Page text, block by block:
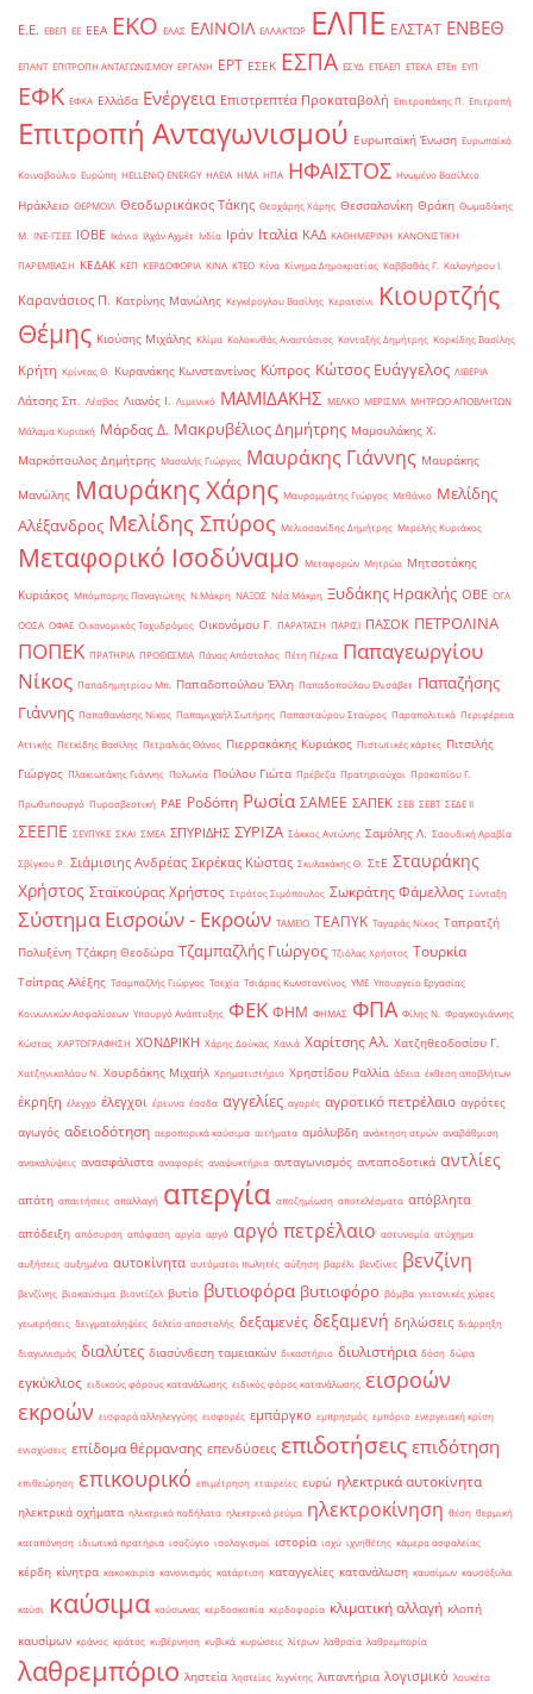
Ε.Ε. ΕΒΕΠ ΕΕ ΕΕΑ ΕΚΟ ΕΛΑΣ ΕΛΙΝΟΙΛ ΕΛΛΑΚΤΩΡ ΕΛΠΕ ΕΛΣΤΑΤ ΕΝΒΕΘ
ΕΠΑΝΤ ΕΠΙΤΡΟΠΗ ΑΝΤΑΓΩΝΙΣΜΟΥ ΕΡΓΑΝΗ ΕΡΤ ΕΣΕΚ ΕΣΠΑ ΕΣΥΔ ΕΤΕΑΕΠ ΕΤΕΚΑ ΕΤΕπ ΕΥΠ
ΕΦΚ ΕΦΚΑ Ελλάδα Ενέργεια Επιστρεπτέα Προκαταβολή Επιτροπάκης Π. Επιτροπή
Επιτροπή Ανταγωνισμού Ευρωπαϊκή Ένωση Ευρωπαϊκό
Κοινοβούλιο Ευρώπη ΗELLENiQ ENERGY ΗΛΕΙΑ ΗΜΑ ΗΠΑ ΗΦΑΙΣΤΟΣ Ηνωμένο Βασίλειο
Ηράκλειο ΘΕΡΜΟΙΛ Θεοδωρικάκος Τάκης Θεοχάρης Χάρης Θεσσαλονίκη Θράκη Θωμαδάκης
Μ. ΙΝΕ-ΓΣΕΕ ΙΟΒΕ Ικόνιο Ιλχάν Αχμέτ Ινδία Ιράν Ιταλία ΚΑΔ ΚΑΘΗΜΕΡΙΝΗ ΚΑΝΟΝΙΣΤΙΚΗ
ΠΑΡΕΜΒΑΣΗ ΚΕΔΑΚ ΚΕΠ ΚΕΡΔΟΦΟΡΙΑ ΚΙΝΑ ΚΤΕΟ Κίνα Κίνημα Δημοκρατίας Καββαθάς Γ. Καλογήρου Ι.
Καρανάσιος Π. Κατρίνης Μανώλης Κεγκέρογλου Βασίλης Κερατσίνι
Κιουρτζής
Θέμης Κιούσης Μιχάλης Κλίμα Κολοκυθάς Αναστάσιος Κονταξής Δημήτρης Κορκίδης Βασίλης
Κρήτη Κρίντας Θ. Κυρανάκης Κωνσταντίνος Κύπρος Κώτσος Ευάγγελος ΛΙΒΕΡΙΑ
Λάτσης Σπ. Λέσβος Λιανός Ι. Λιμενικό ΜΑΜΙΔΑΚΗΣ ΜΕΛΚΟ ΜΕΡΙΣΜΑ ΜΗΤΡΩΟ ΑΠΟΒΛΗΤΩΝ
Μάλαμα Κυριακή Μάρδας Δ. Μακρυβέλιος Δημήτρης Μαμουλάκης Χ.
Μαρκόπουλος Δημήτρης Μασαλής Γιώργος Μαυράκης Γιάννης Μαυράκης
Μανώλης Μαυράκης Χάρης Μαυρομμάτης Γιώργος Μεθάνιο Μελίδης
Αλέξανδρος Μελίδης Σπύρος Μελισσανίδης Δημήτρης Μερελής Κυριάκος
Μεταφορικό Ισοδύναμο Μεταφορών Μητρώο Μητσοτάκης
Κυριάκος Μπόμπορης Παναγιώτης Ν.Μάκρη ΝΑΞΟΣ Νέα Μάκρη Ξυδάκης Ηρακλής ΟΒΕ ΟΓΑ
ΟΟΣΑ ΟΦΑΕ Οικονομικός Ταχυδρόμος Οικονόμου Γ. ΠΑΡΑΤΑΣΗ ΠΑΡΙΣΙ ΠΑΣΟΚ ΠΕΤΡΟΛΙΝΑ
ΠΟΠΕΚ ΠΡΑΤΗΡΙΑ ΠΡΟΘΕΣΜΙΑ Πάνας Απόστολος Πέτη Πέρκα Παπαγεωργίου
Νίκος Παπαδημητρίου Μπ. Παπαδοπούλου Έλλη Παπαδοπούλου Ελισάβετ Παπαζήσης
Γιάννης Παπαθανάσης Νίκος Παπαμιχαήλ Σωτήρης Παπασταύρου Σταύρος Παραπολιτικά Περιφέρεια
Αττικής Πετκίδης Βασίλης Πετραλιάς Θάνος Πιερρακάκης Κυριάκος Πιστωτικές κάρτες Πιτσιλής
Γιώργος Πλακιωτάκης Γιάννης Πολωνία Πούλου Γιώτα Πρέβεζα Πρατηριούχοι Προκοπίου Γ.
Πρωθυπουργό Πυροσβεστική ΡΑΕ Ροδόπη Ρωσία ΣΑΜΕΕ ΣΑΠΕΚ ΣΕΒ ΣΕΒΤ ΣΕΔΕ ΙΙ
ΣΕΕΠΕ ΣΕΥΠΥΚΕ ΣΚΑΙ ΣΜΕΑ ΣΠΥΡΙΔΗΣ ΣΥΡΙΖΑ Σάκκος Αντώνης Σαμόλης Λ. Σαουδική Αραβία
Σβίγκου Ρ. Σιάμισιης Ανδρέας Σκρέκας Κώστας Σκυλακάκης Θ. ΣτΕ Σταυράκης
Χρήστος Σταϊκούρας Χρήστος Στράτος Σιμόπουλος Σωκράτης Φάμελλος Σύνταξη
Σύστημα Εισροών - Εκροών ΤΑΜΕΙΟ ΤΕΑΠΥΚ Ταγαράς Νίκος Ταπρατζή
Πολυξένη Τζάκρη Θεοδώρα Τζαμπαζλής Γιώργος Τζιόλας Χρήστος Τουρκία
Τσίπρας Αλέξης Τσαμπαζλής Γιώργος Τσεχία Τσιάρας Κωνσταντίνος ΥΜΕ Υπουργείο Εργασίας
Κοινωνικών Ασφαλίσεων Υπουργό Ανάπτυξης ΦΕΚ ΦΗΜ ΦΗΜΑΣ ΦΠΑ Φίλης Ν. Φραγκογιάννης
Κώστας ΧΑΡΤΟΓΡΑΦΗΣΗ ΧΟΝΔΡΙΚΗ Χάρης Δούκας Χανιά Χαρίτσης Αλ. Χατζηθεοδοσίου Γ.
Χατζηνικολάου Ν. Χουρδάκης Μιχαήλ Χρηματιστήριο Χρηστίδου Ραλλία άδεια έκθεση αποβλήτων
έκρηξη έλεγχο έλεγχοι έρευνα έσοδα αγγελίες αγορές αγροτικό πετρέλαιο αγρότες
αγωγός αδειοδότηση αεροπορικά καύσιμα αιτήματα αμόλυβδη ανάκτηση ατμών αναβάθμιση
ανακαλύψεις ανασφάλιστα αναφορές αναψυκτήρια ανταγωνισμός ανταποδοτικά αντλίες
απάτη απαιτήσεις απαλλαγή απεργία αποζημίωση αποτελέσματα απόβλητα
απόδειξη απόσυρση απόφαση αργία αργό αργό πετρέλαιο αστυνομία ατύχημα
αυξήσεις αυξημένα αυτοκίνητα αυτόματοι πωλητές αύξηση βαρέλι βενζίνες βενζίνη
βενζίνης βιοκαύσιμα βιοντίζελ βυτίο βυτιοφόρα βυτιοφόρο βόμβα γειτονικές χώρες
γεωτρήσεις δειγματοληψίες δελτίο αποστολής δεξαμενές δεξαμενή δηλώσεις διάρρηξη
διαγωνισμός διαλύτες διασύνδεση ταμειακών δικαστήριο διυλιστήρια δόση δώρα
εγκύκλιος ειδικούς φόρους κατανάλωσης ειδικός φόρος κατανάλωσης εισροών
εκροών εισφορά αλληλεγγύης εισφορές εμπάργκο εμπρησμός εμπόριο ενεργειακή κρίση
ενισχύσεις επίδομα θέρμανσης επενδύσεις επιδοτήσεις επιδότηση
επιθεώρηση επικουρικό επιμέτρηση εταιρείες ευρώ ηλεκτρικά αυτοκίνητα
ηλεκτρικά οχήματα ηλεκτρικά ποδήλατα ηλεκτρικό ρεύμα ηλεκτροκίνηση θέση θερμική
καταπόνηση ιδιωτικά πρατήρια ισοζύγιο ισολογισμοί ιστορία ισχύ ιχνηθέτης κάμερα ασφαλείας
κέρδη κίνητρα κακοκαιρία κανονισμός κατάρτιση καταγγελίες κατανάλωση καυσίμων καυσόξυλα
καύσι καύσιμα καύσωνας κερδοσκοπία κερδοφορία κλιματική αλλαγή κλοπή
καυσίμων κράνος κράτος κυβέρνηση κυβικά κυρώσεις λίτρων λαθραία λαθρεμπορία
λαθρεμπόριο ληστεία ληστείες λιγνίτης λιπαντήρια λογισμικό λουκέτο